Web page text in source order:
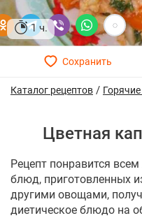
1 ч.
Каталог рецептов /
Цветная
Рецепт понравится
блюд, приготовленных
другими овощами,
диетическое блюдо на